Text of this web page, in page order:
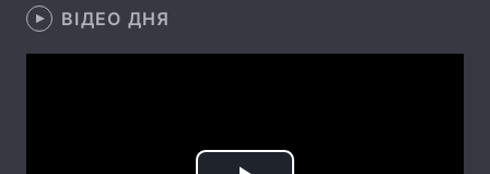
Лонгріди
Думки
ВІДЕО ДНЯ